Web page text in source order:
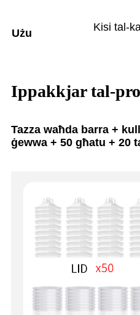
Użu
Kisi tal-
Ippakkjar tal-
Tazza waħda barra +
ġewwa + 50 għatu + 20